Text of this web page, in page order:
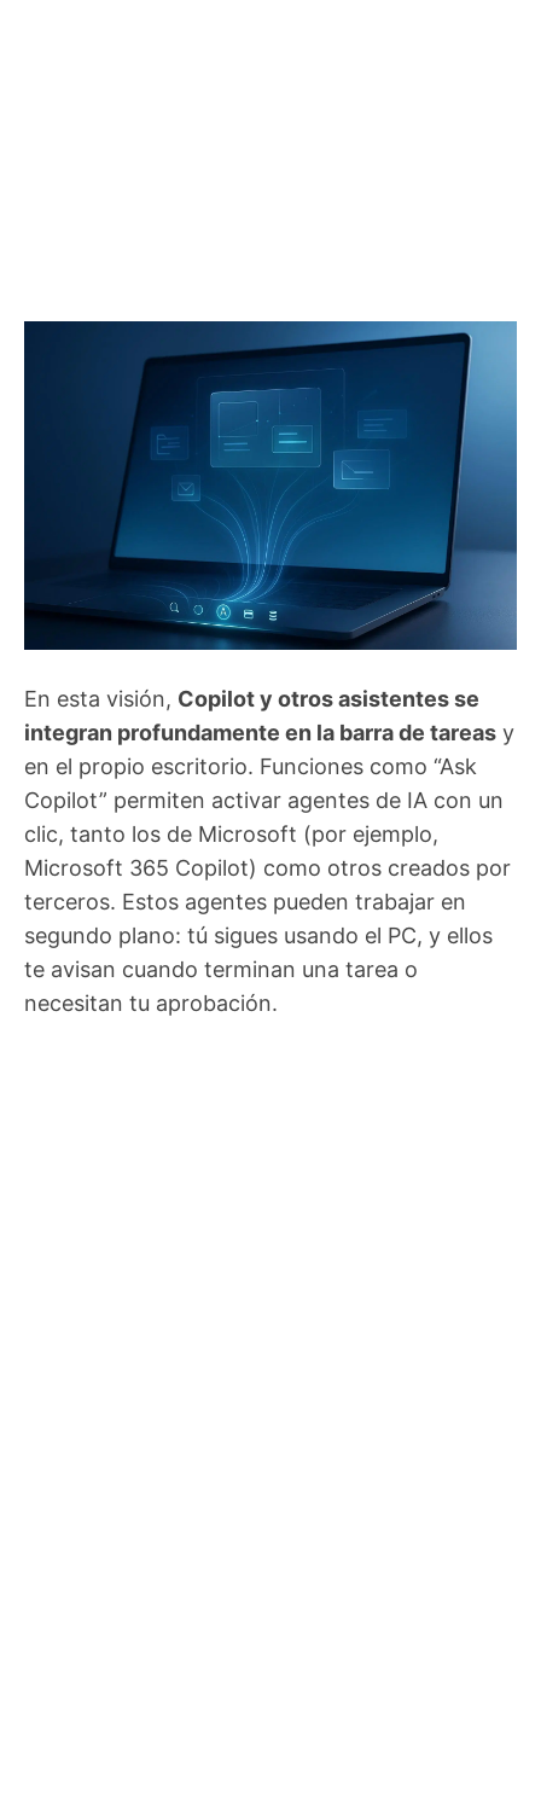
En esta visión, Copilot y otros asistentes se
integran profundamente en la barra de tareas y
en el propio escritorio. Funciones como “Ask
Copilot” permiten activar agentes de IA con un
clic, tanto los de Microsoft (por ejemplo,
Microsoft 365 Copilot) como otros creados por
terceros. Estos agentes pueden trabajar en
segundo plano: tú sigues usando el PC, y ellos
te avisan cuando terminan una tarea o
necesitan tu aprobación.